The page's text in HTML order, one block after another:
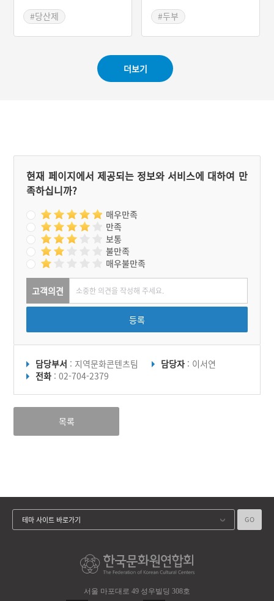
여 있는 당산나무이다. 수종
은 느티나무(괴목 나무)인데
본래 마을 주민들이 모시던
성을 하였다. 제의에 필요한
비용은 마을 소유의 동답(洞
畓)에서 나오는 수익금으로
고 제의 지낼 곳을 찾는다.
도착하면 제관은 신으로 모
시는 나무 앞에 상을 차린
다. 제의 순서는 진설-초헌-
이다. 축문의 내용은 당산신
께서 마을을 잘 보살펴주기
를 바라는 것이다. 농사를
짓는 사람들 모두가 풍년이
들도록 기원하는 내용도 포
함돼 있다. 의식을 모두 마
치면 음복을 한다.
#당산제
골, 찌개 등 다양한 음식이
개발되면서 화순군의 특산
물로 자리 잡게 되었다.
#두부
더보기
현재 페이지에서 제공되는 정보와 서비스에 대하여 만
족하십니까?
매우만족
만족
보통
불만족
매우불만족
고객의견
등록
담당부서 : 지역문화콘텐츠팀 담당자 : 이서연
전화 : 02-704-2379
목록
서울 마포대로 49 성우빌딩 308호
테마 사이트 바로가기 GO